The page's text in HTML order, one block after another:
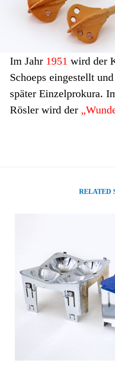
Im Jahr 1951 wird der
Schoeps eingestellt
später Einzelprokura.
Rösler wird der
RELATED